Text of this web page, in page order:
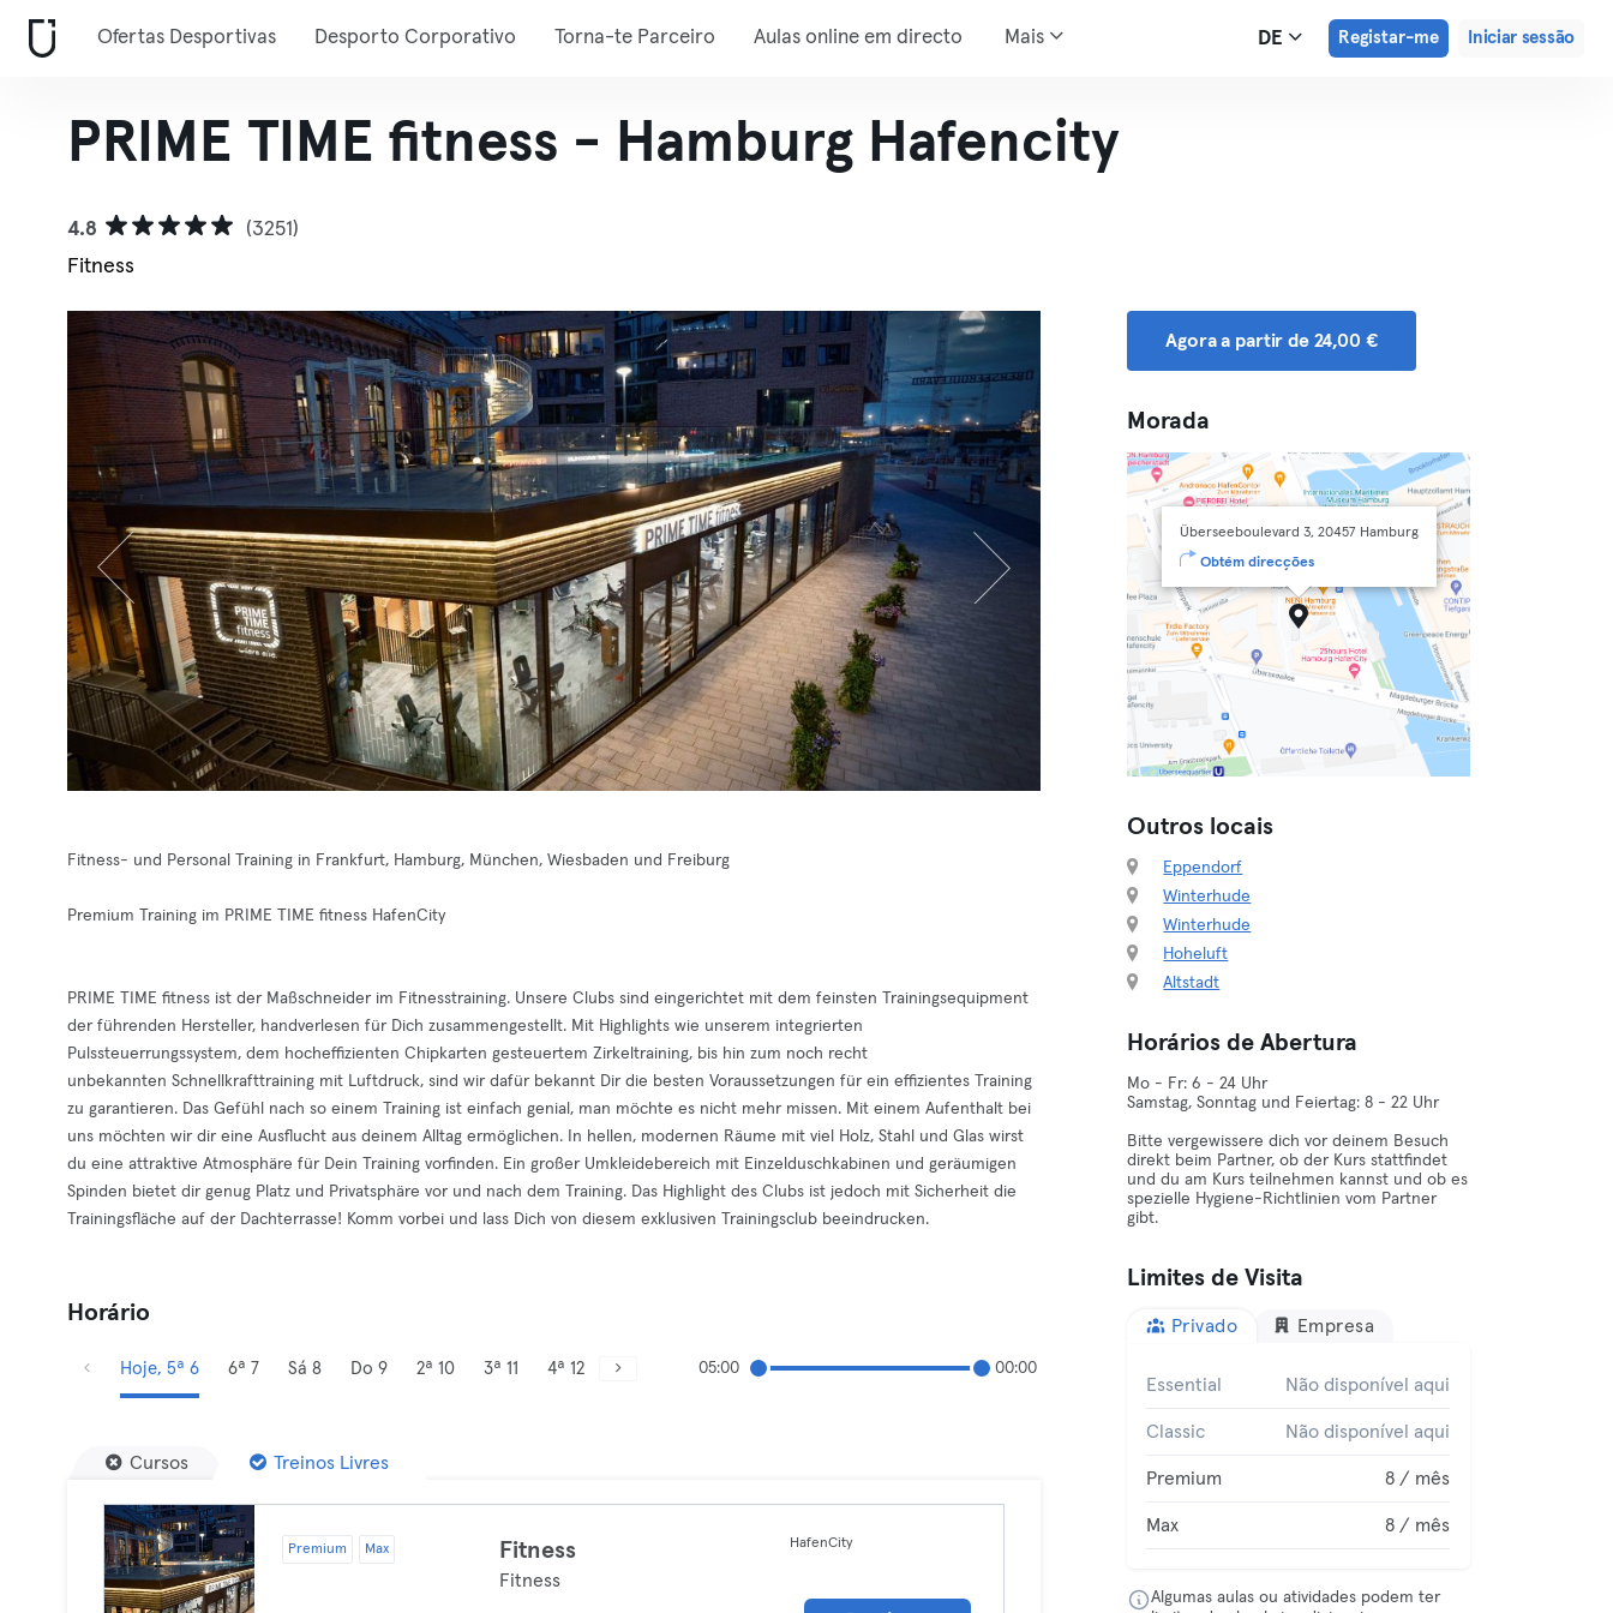
Ofertas Desportivas Desporto Corporativo Torna-te Parceiro Aulas online em directo Mais DE Registar-me Iniciar sessão
PRIME TIME fitness - Hamburg Hafencity
4.8
(3251)
Fitness
Fitness- und Personal Training in Frankfurt, Hamburg, München, Wiesbaden und Freiburg
Premium Training im PRIME TIME fitness HafenCity
PRIME TIME fitness ist der Maßschneider im Fitnesstraining. Unsere Clubs sind eingerichtet mit dem feinsten Trainingsequipment
der führenden Hersteller, handverlesen für Dich zusammengestellt. Mit Highlights wie unserem integrierten
Pulssteuerrungssystem, dem hocheffizienten Chipkarten gesteuertem Zirkeltraining, bis hin zum noch recht
unbekannten Schnellkrafttraining mit Luftdruck, sind wir dafür bekannt Dir die besten Voraussetzungen für ein effizientes Training
zu garantieren. Das Gefühl nach so einem Training ist einfach genial, man möchte es nicht mehr missen. Mit einem Aufenthalt bei
uns möchten wir dir eine Ausflucht aus deinem Alltag ermöglichen. In hellen, modernen Räume mit viel Holz, Stahl und Glas wirst
du eine attraktive Atmosphäre für Dein Training vorfinden. Ein großer Umkleidebereich mit Einzelduschkabinen und geräumigen
Spinden bietet dir genug Platz und Privatsphäre vor und nach dem Training. Das Highlight des Clubs ist jedoch mit Sicherheit die
Trainingsfläche auf der Dachterrasse! Komm vorbei und lass Dich von diesem exklusiven Trainingsclub beeindrucken.
Horário
Hoje, 5ª 6 6ª 7 Sá 8 Do 9 2ª 10 3ª 11 4ª 12 05:00 00:00
Cursos Treinos Livres
Premium Max Fitness
Fitness
HafenCity
Agora a partir de 24,00 €
Morada
Überseeboulevard 3, 20457 Hamburg
Obtém direcções
Outros locais
Eppendorf
Winterhude
Winterhude
Hoheluft
Altstadt
Horários de Abertura
Mo - Fr: 6 - 24 Uhr
Samstag, Sonntag und Feiertag: 8 - 22 Uhr
Bitte vergewissere dich vor deinem Besuch
direkt beim Partner, ob der Kurs stattfindet
und du am Kurs teilnehmen kannst und ob es
spezielle Hygiene-Richtlinien vom Partner
gibt.
Limites de Visita
Privado Empresa
Essential Não disponível aqui
Classic Não disponível aqui
Premium 8 / mês
Max 8 / mês
Algumas aulas ou atividades podem ter